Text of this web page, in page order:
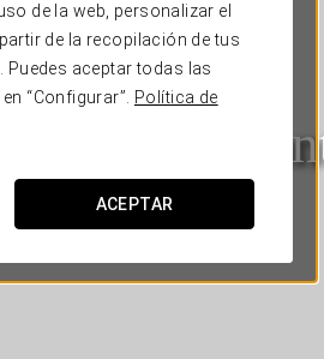
de la web, personalizar el
de la recopilación de tus
aceptar todas las
“Configurar”.
Política de
ACEPTAR
ALICANTE